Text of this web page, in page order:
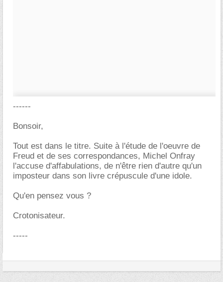
------
Bonsoir,
Tout est dans le titre. Suite à l'étude de l'oeuvre de
Freud et de ses correspondances, Michel Onfray
l'accuse d'affabulations, de n'être rien d'autre qu'un
imposteur dans son livre crépuscule d'une idole.
Qu'en pensez vous ?
Crotonisateur.
-----